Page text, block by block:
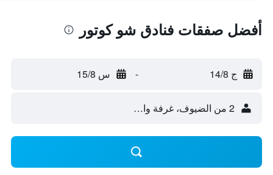
أفضل صفقات فنادق شو كوتور
ج 14/8 - س 15/8
2 من الضيوف، غرفة واحدة